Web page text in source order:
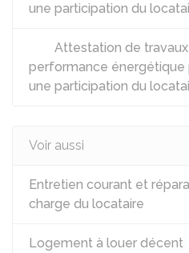
une participation du
Attestation de
performance énergétique
une participation du
Voir aussi
Entretien courant et
charge du locataire
Logement à louer décent